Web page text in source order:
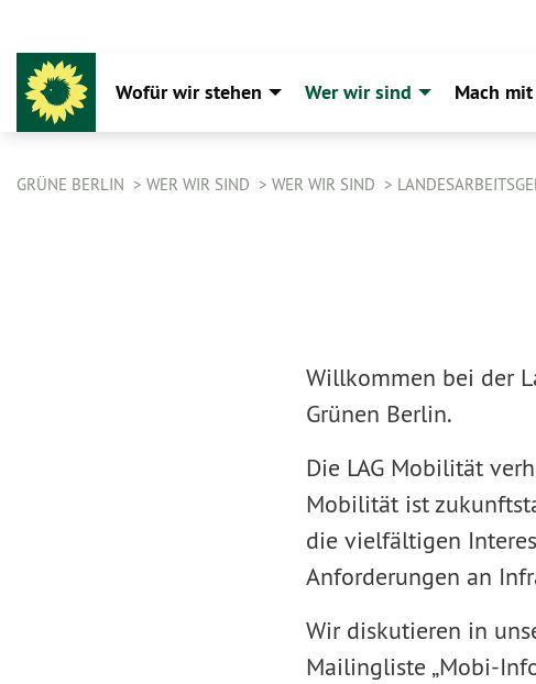
Wofür wir stehen Wer wir sind Mach mit
GRÜNE BERLIN WER WIR SIND WER WIR SIND
Willkommen bei der
Grünen Berlin.
Die LAG Mobilität
Mobilität ist
die vielfältigen
Anforderungen an
Wir diskutieren in
Mailingliste „Mobi-